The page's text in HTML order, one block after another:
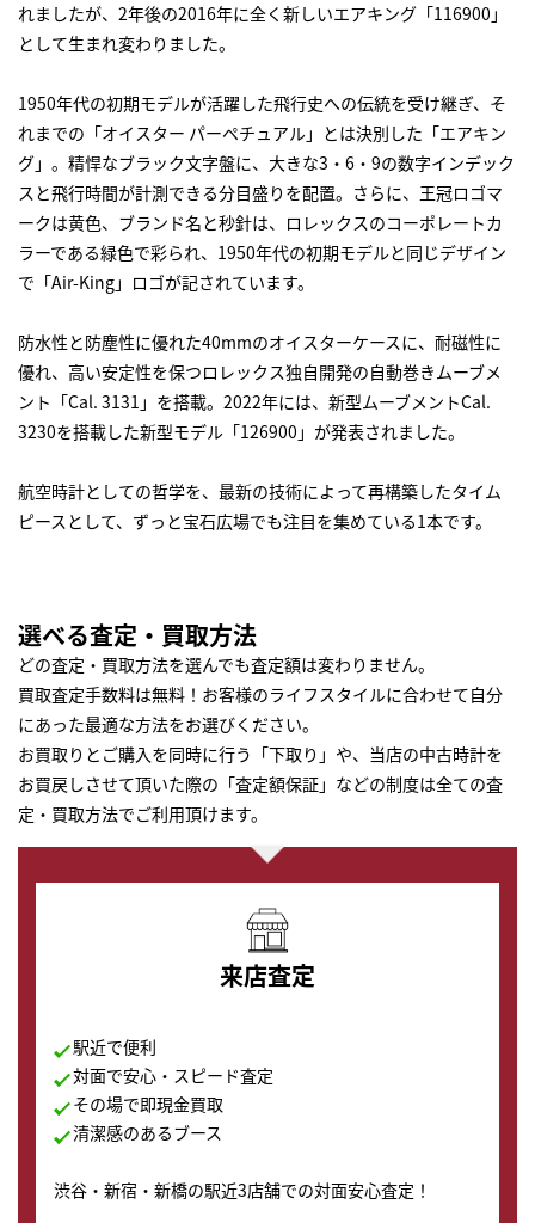
れましたが、2年後の2016年に全く新しいエアキング「116900」
として生まれ変わりました。
1950年代の初期モデルが活躍した飛行史への伝統を受け継ぎ、そ
れまでの「オイスター パーペチュアル」とは決別した「エアキン
グ」。精悍なブラック文字盤に、大きな3・6・9の数字インデック
スと飛行時間が計測できる分目盛りを配置。さらに、王冠ロゴマ
ークは黄色、ブランド名と秒針は、ロレックスのコーポレートカ
ラーである緑色で彩られ、1950年代の初期モデルと同じデザイン
で「Air-King」ロゴが記されています。
防水性と防塵性に優れた40mmのオイスターケースに、耐磁性に
優れ、高い安定性を保つロレックス独自開発の自動巻きムーブメ
ント「Cal. 3131」を搭載。2022年には、新型ムーブメントCal.
3230を搭載した新型モデル「126900」が発表されました。
航空時計としての哲学を、最新の技術によって再構築したタイム
ピースとして、ずっと宝石広場でも注目を集めている1本です。
選べる査定・買取方法
どの査定・買取方法を選んでも査定額は変わりません。
買取査定手数料は無料！お客様のライフスタイルに合わせて自分
にあった最適な方法をお選びください。
お買取りとご購入を同時に行う「下取り」や、当店の中古時計を
お買戻しさせて頂いた際の「査定額保証」などの制度は全ての査
定・買取方法でご利用頂けます。
来店査定
駅近で便利
対面で安心・スピード査定
その場で即現金買取
清潔感のあるブース
渋谷・新宿・新橋の駅近3店舗での対面安心査定！